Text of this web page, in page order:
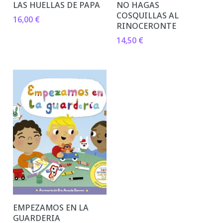
LAS HUELLAS DE PAPA
16,00 €
NO HAGAS
COSQUILLAS AL
RINOCERONTE
14,50 €
EMPEZAMOS EN LA
GUARDERIA